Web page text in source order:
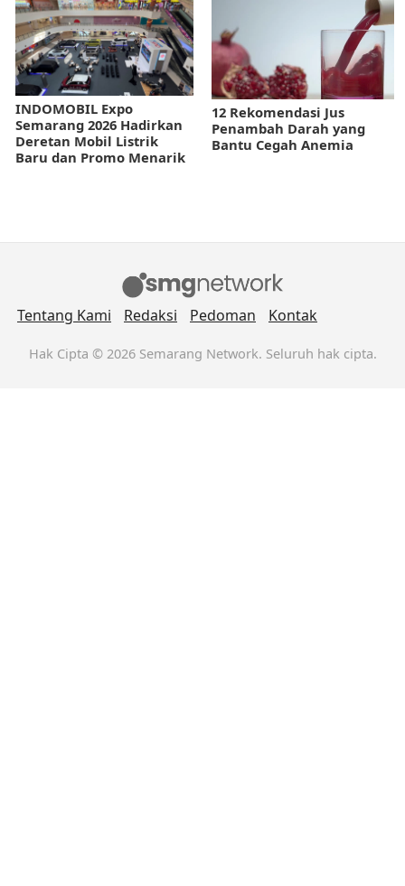
INDOMOBIL Expo
Semarang 2026 Hadirkan
Deretan Mobil Listrik
Baru dan Promo Menarik
12 Rekomendasi Jus
Penambah Darah yang
Bantu Cegah Anemia
Tentang Kami Redaksi Pedoman Kontak
Hak Cipta © 2026 Semarang Network. Seluruh hak cipta.